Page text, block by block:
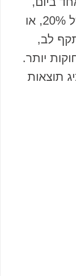
עמדו בסיכון גבוה יותר של 20%, או
לב,
יותר.
תוצאות